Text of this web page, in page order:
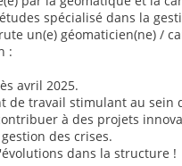
spécialisé dans la
un(e) géomaticien(ne) /
:
avril 2025.
de travail stimulant au sein
à des projets
des crises.
dans la structure !